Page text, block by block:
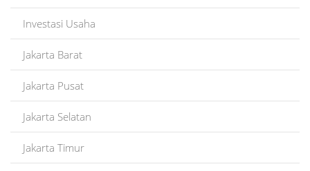
Investasi Usaha
Jakarta Barat
Jakarta Pusat
Jakarta Selatan
Jakarta Timur